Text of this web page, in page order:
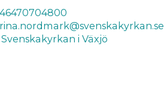
Svenskakyrkan i Växjö